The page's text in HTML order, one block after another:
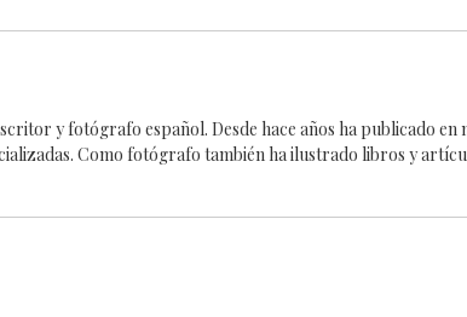
y fotógrafo español. Desde hace años ha publicado en
Como fotógrafo también ha ilustrado libros y